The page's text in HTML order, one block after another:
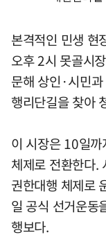
본격적인 민생 현
오후 2시 못골시
문해 상인·시민
행리단길을 찾아
이 시장은 10일
체제로 전환한다.
권한대행 체제로
일 공식 선거운동
행보다.